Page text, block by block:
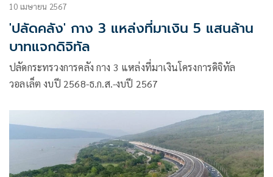
10 เมษายน 2567
'ปลัดคลัง' กาง 3 แหล่งที่มาเงิน 5 แสนล้าน
บาทแจกดิจิทัล
ปลัดกระทรวงการคลัง กาง 3 แหล่งที่มาเงินโครงการดิจิทัล
วอลเล็ต งบปี 2568-ธ.ก.ส.-งบปี 2567